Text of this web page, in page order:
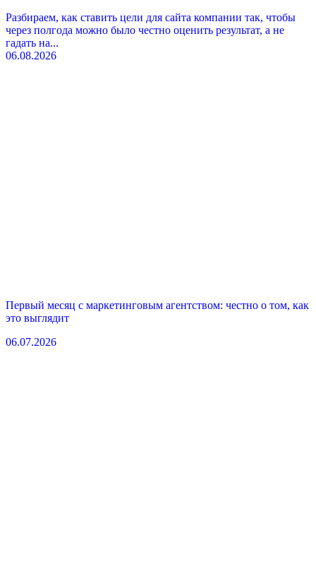
Разбираем, как ставить цели для сайта компании так, чтобы
через полгода можно было честно оценить результат, а не
гадать на...
06.08.2026
Первый месяц с маркетинговым агентством: честно о том, как
это выглядит
06.07.2026